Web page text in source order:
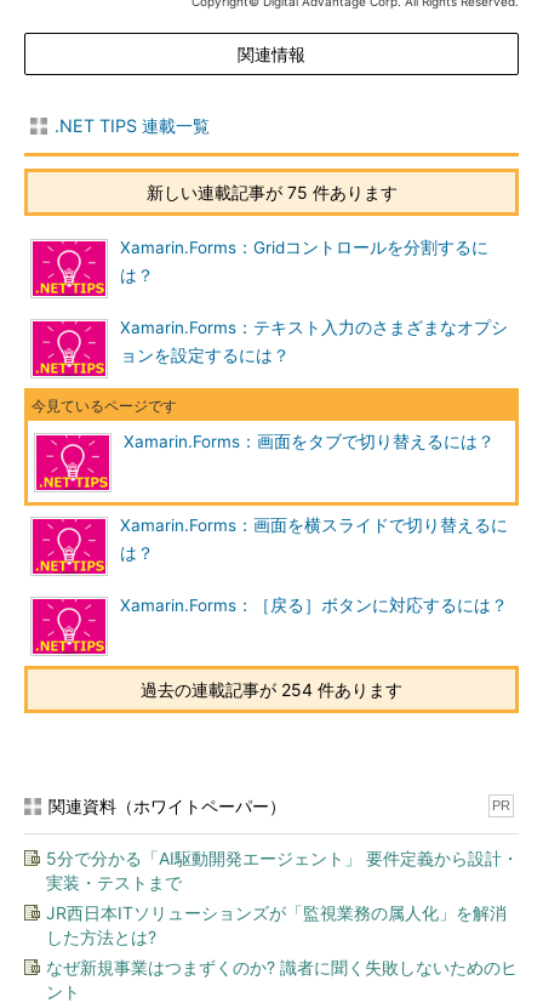
関連情報
.NET TIPS 連載一覧
新しい連載記事が 75 件あります
Xamarin.Forms：Gridコントロールを分割するに
は？
Xamarin.Forms：テキスト入力のさまざまなオプシ
ョンを設定するには？
Xamarin.Forms：画面をタブで切り替えるには？
Xamarin.Forms：画面を横スライドで切り替えるに
は？
Xamarin.Forms：［戻る］ボタンに対応するには？
過去の連載記事が 254 件あります
関連資料（ホワイトペーパー） PR
5分で分かる「AI駆動開発エージェント」 要件定義から設計・
実装・テストまで
JR西日本ITソリューションズが「監視業務の属人化」を解消
した方法とは?
なぜ新規事業はつまずくのか? 識者に聞く失敗しないためのヒ
ント